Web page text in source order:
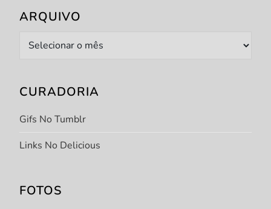
ARQUIVO
Arquivo
CURADORIA
Gifs No Tumblr
Links No Delicious
FOTOS